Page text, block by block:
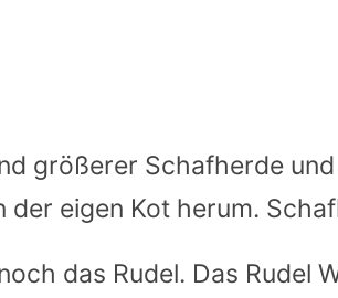
größerer Schafherde
der eigen Kot herum.
das Rudel. Das Rudel